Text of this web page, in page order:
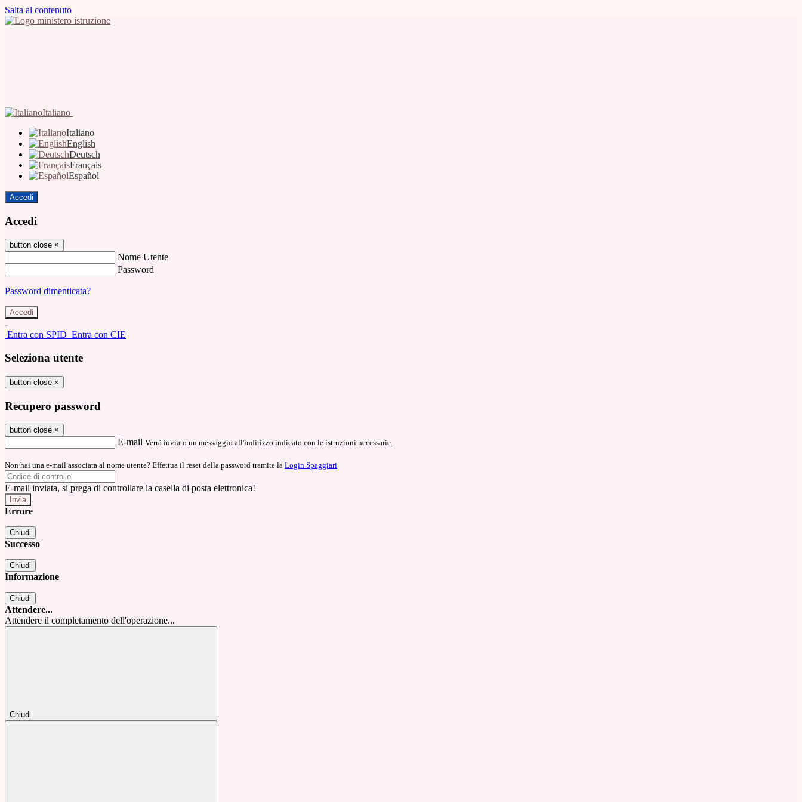
Salta al contenuto
Italiano
Italiano
English
Deutsch
Français
Español
Accedi
Accedi
button close ×
Nome Utente
Password
Password dimenticata?
-
Entra con SPID Entra con CIE
Seleziona utente
button close ×
Recupero password
button close ×
E-mail Verrà inviato un messaggio all'indirizzo indicato con le istruzioni necessarie.
Non hai una e-mail associata al nome utente? Effettua il reset della password tramite la Login Spaggiari
E-mail inviata, si prega di controllare la casella di posta elettronica!
Errore
Chiudi
Successo
Chiudi
Informazione
Chiudi
Attendere...
Attendere il completamento dell'operazione...
Chiudi